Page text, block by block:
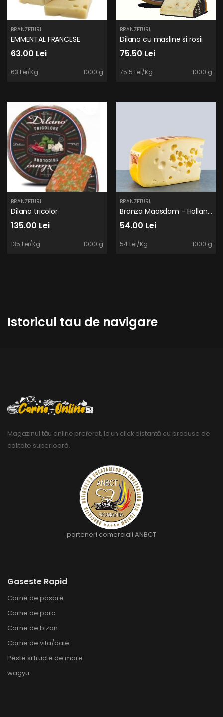
BRANZETURI
EMMENTAL FRANCESE
63.00 Lei
63 Lei/Kg 1000 g
BRANZETURI
Dilano cu masline si rosii
75.50 Lei
75.5 Lei/Kg 1000 g
BRANZETURI
Dilano tricolor
135.00 Lei
135 Lei/Kg 1000 g
BRANZETURI
Branza Maasdam - Holland Delta
54.00 Lei
54 Lei/Kg 1000 g
Istoricul tau de navigare
Magazinul tău online preferat, la un click distantă cu produse de
calitate superioară.
parteneri comerciali ANBCT
Gaseste Rapid
Carne de pasare
Carne de porc
Carne de bizon
Carne de vita/oaie
Peste si fructe de mare
wagyu